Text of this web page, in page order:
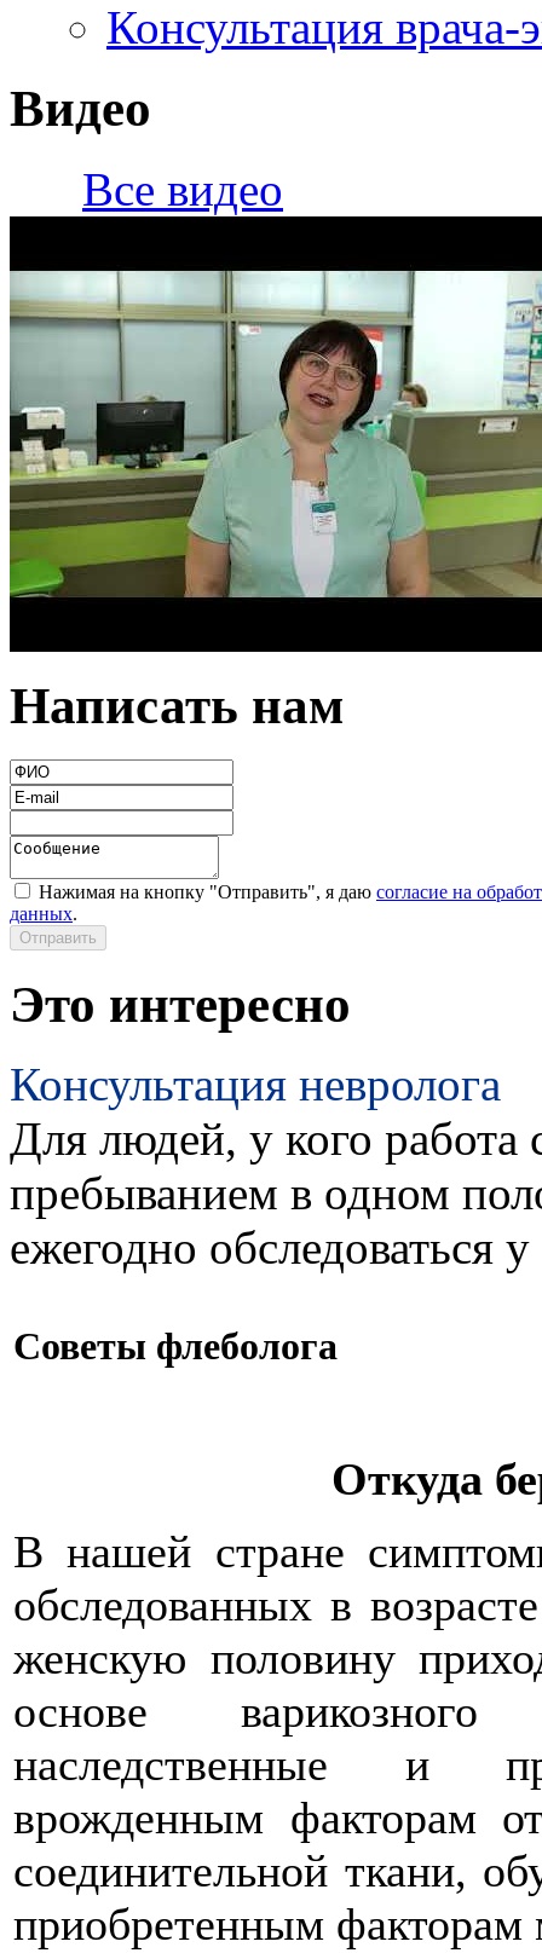
Консультация врача-
Видео
Все видео
Написать нам
Нажимая на кнопку "Отправить", я даю согласие на
данных.
Это интересно
Консультация невролога
Для людей, у кого работа
пребыванием в одном
ежегодно обследоваться
Советы флеболога
Откуда
В нашей стране
обследованных в
женскую половину
основе
наследственные и
врожденным факторам
соединительной ткани,
приобретенным